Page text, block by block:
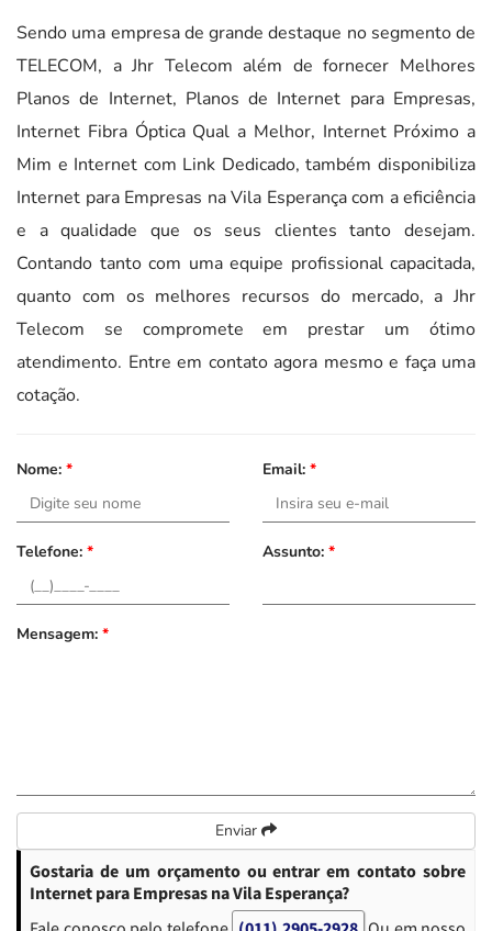
Sendo uma empresa de grande destaque no segmento de
TELECOM, a Jhr Telecom além de fornecer Melhores
Planos de Internet, Planos de Internet para Empresas,
Internet Fibra Óptica Qual a Melhor, Internet Próximo a
Mim e Internet com Link Dedicado, também disponibiliza
Internet para Empresas na Vila Esperança com a eficiência
e a qualidade que os seus clientes tanto desejam.
Contando tanto com uma equipe profissional capacitada,
quanto com os melhores recursos do mercado, a Jhr
Telecom se compromete em prestar um ótimo
atendimento. Entre em contato agora mesmo e faça uma
cotação.
Nome: * Email: *
Telefone: * Assunto: *
Mensagem: *
Enviar
Gostaria de um orçamento ou entrar em contato sobre
Internet para Empresas na Vila Esperança?